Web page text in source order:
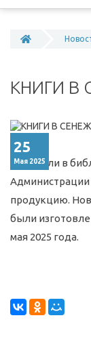
КНИГИ В
25
Мая 2025
Передали в
продукцию.
были
мая 2025 года.